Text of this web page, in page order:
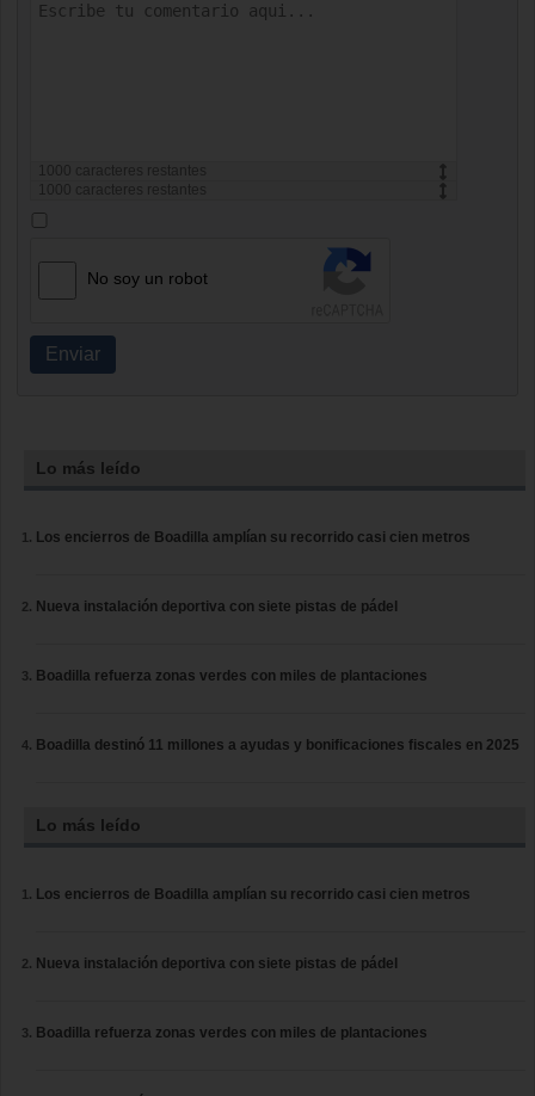
1000
caracteres restantes
1000
caracteres restantes
No soy un robot
Enviar
Lo más leído
Los encierros de Boadilla amplían su recorrido casi cien metros
Nueva instalación deportiva con siete pistas de pádel
Boadilla refuerza zonas verdes con miles de plantaciones
Boadilla destinó 11 millones a ayudas y bonificaciones fiscales en 2025
Lo más leído
Los encierros de Boadilla amplían su recorrido casi cien metros
Nueva instalación deportiva con siete pistas de pádel
Boadilla refuerza zonas verdes con miles de plantaciones